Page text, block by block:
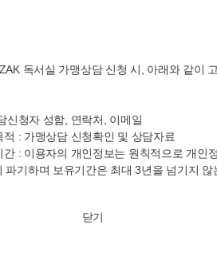
독서실 가맹상담 신청 시, 아래와 같이
신청자 성함, 연락처, 이메일
: 가맹상담 신청확인 및 상담자료
: 이용자의 개인정보는 원칙적으로 개인
파기하며 보유기간은 최대 3년을 넘기지
닫기